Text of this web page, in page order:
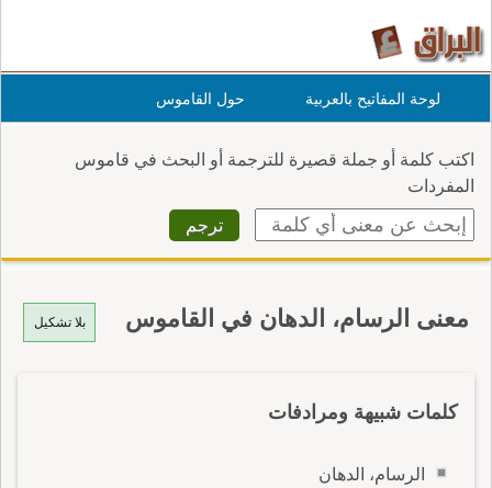
لوحة المفاتيح بالعربية حول القاموس
اكتب كلمة أو جملة قصيرة للترجمة أو البحث في قاموس
المفردات
بلا تشكيل معنى الرسام، الدهان في القاموس
كلمات شبيهة ومرادفات
الرسام، الدهان